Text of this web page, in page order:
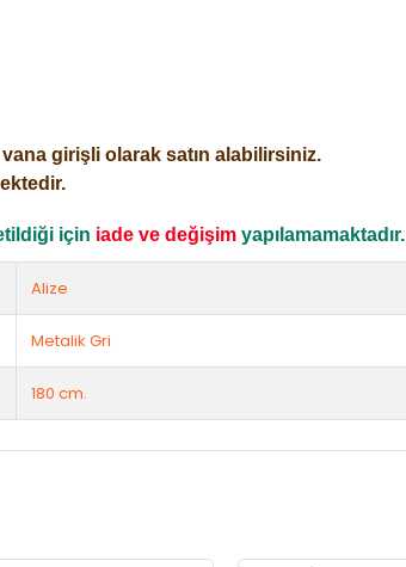
girişli olarak satın alabilirsiniz.
için iade ve değişim yapılamamaktadır.
Alize
Metalik Gri
180 cm.